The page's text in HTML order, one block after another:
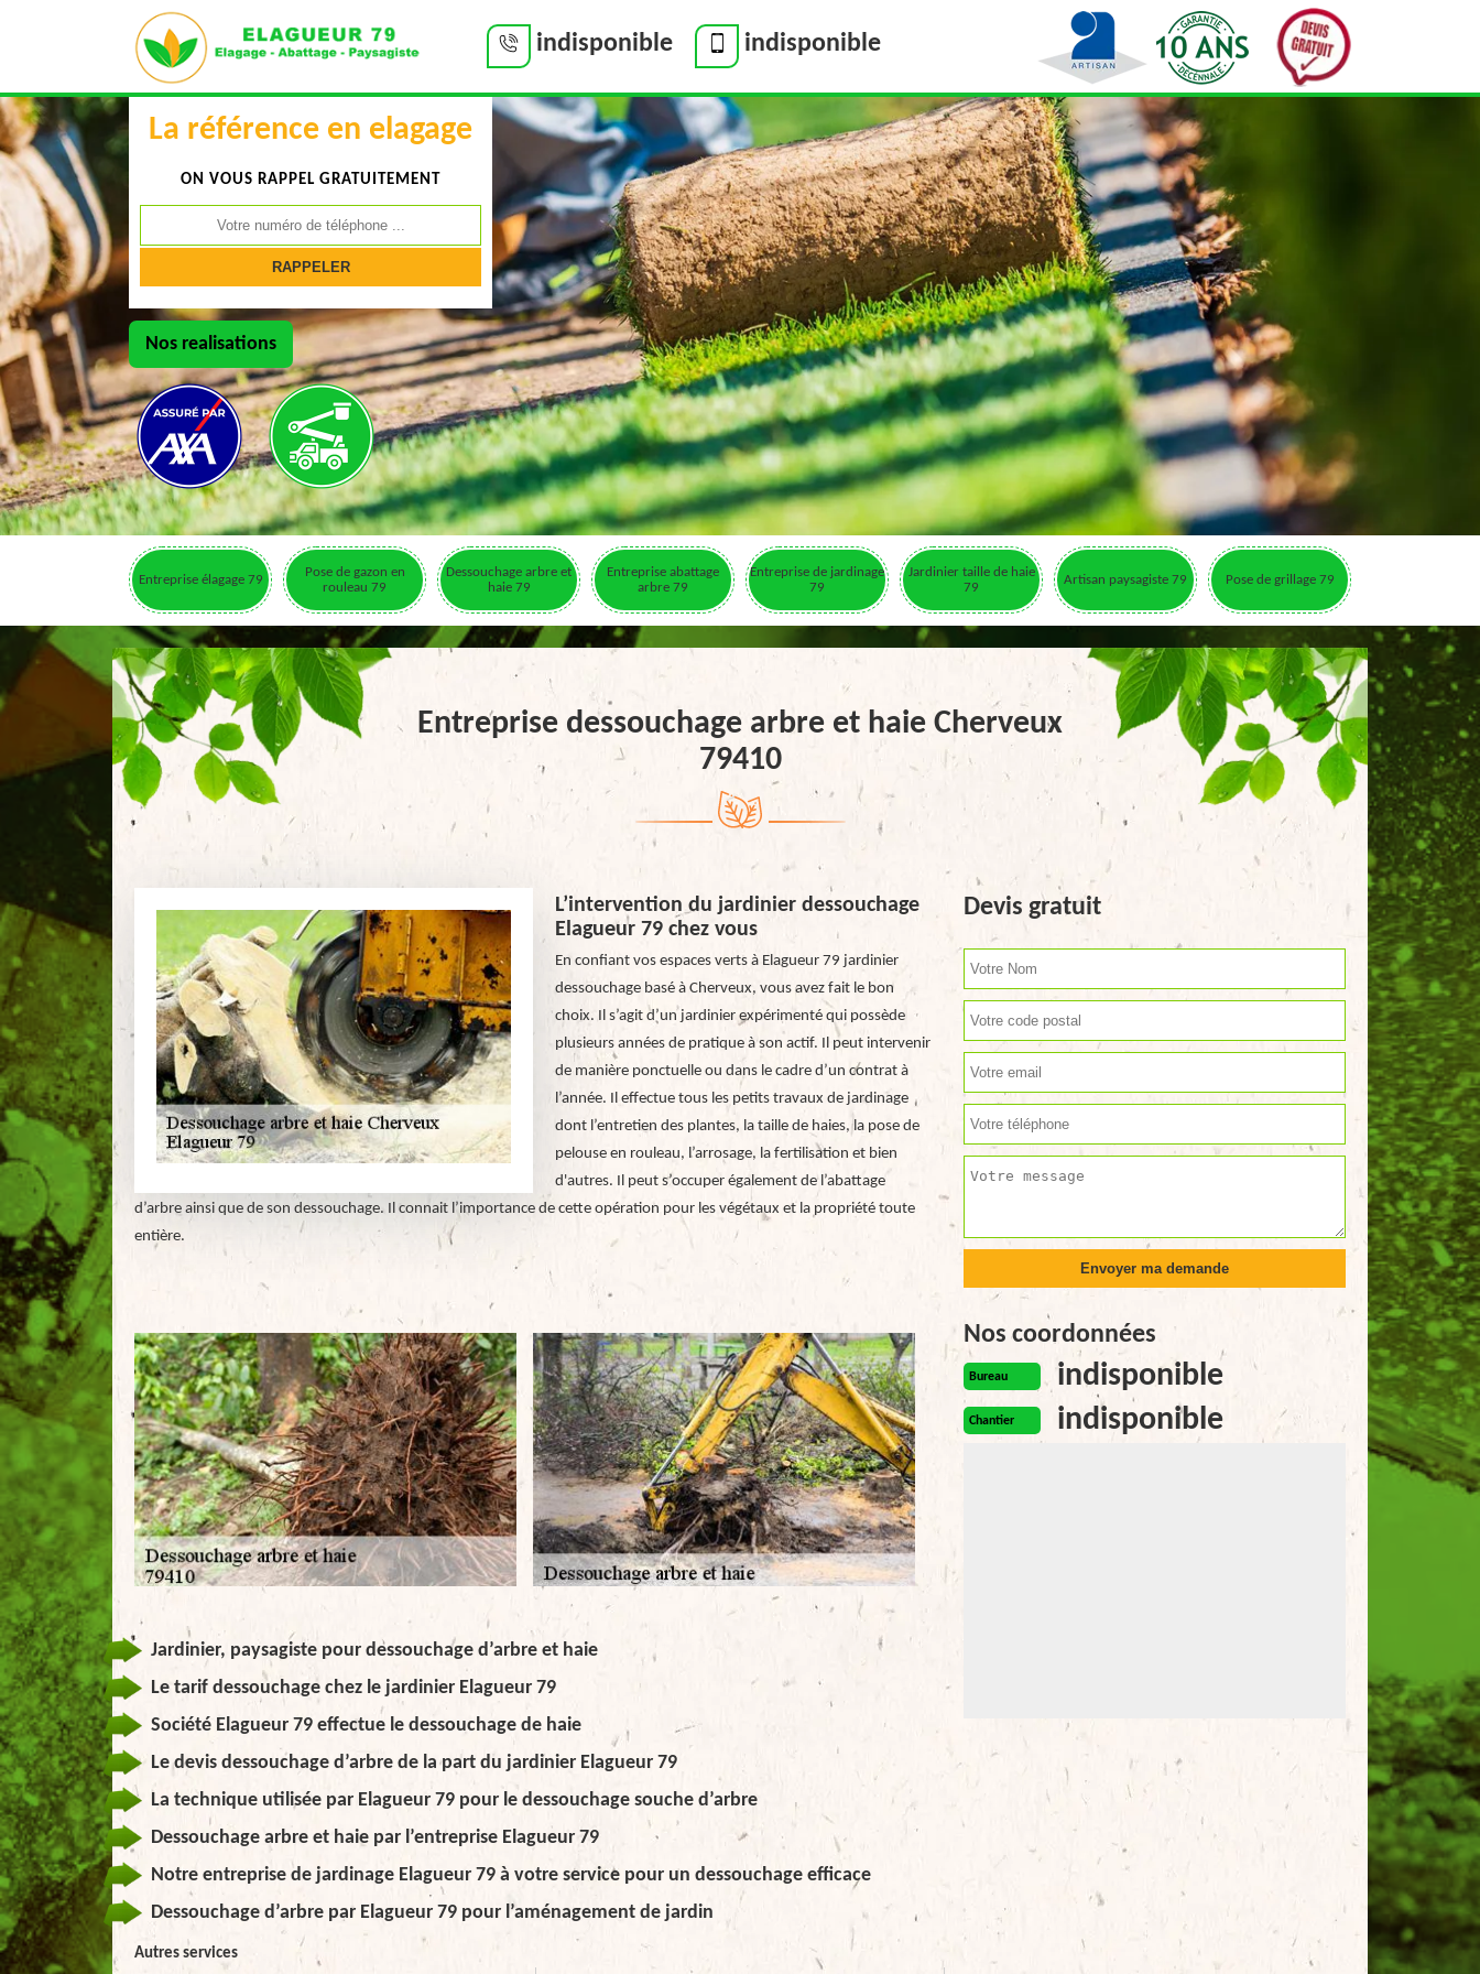
indisponible indisponible
La référence en elagage
ON VOUS RAPPEL GRATUITEMENT
Nos realisations
Entreprise élagage 79
Pose de gazon en
rouleau 79
Dessouchage arbre et
haie 79
Entreprise abattage
arbre 79
Entreprise de jardinage
79
Jardinier taille de haie
79
Artisan paysagiste 79 Pose de grillage 79
Entreprise dessouchage arbre et haie Cherveux
79410
L’intervention du jardinier dessouchage
Elagueur 79 chez vous
En confiant vos espaces verts à Elagueur 79 jardinier
dessouchage basé à Cherveux, vous avez fait le bon
choix. Il s’agit d’un jardinier expérimenté qui possède
plusieurs années de pratique à son actif. Il peut intervenir
de manière ponctuelle ou dans le cadre d’un contrat à
l’année. Il effectue tous les petits travaux de jardinage
dont l’entretien des plantes, la taille de haies, la pose de
pelouse en rouleau, l’arrosage, la fertilisation et bien
d'autres. Il peut s’occuper également de l’abattage
d’arbre ainsi que de son dessouchage. Il connait l’importance de cette opération pour les végétaux et la propriété toute
entière.
Jardinier, paysagiste pour dessouchage d’arbre et haie
Le tarif dessouchage chez le jardinier Elagueur 79
Société Elagueur 79 effectue le dessouchage de haie
Le devis dessouchage d’arbre de la part du jardinier Elagueur 79
La technique utilisée par Elagueur 79 pour le dessouchage souche d’arbre
Dessouchage arbre et haie par l’entreprise Elagueur 79
Notre entreprise de jardinage Elagueur 79 à votre service pour un dessouchage efficace
Dessouchage d’arbre par Elagueur 79 pour l’aménagement de jardin
Devis gratuit
Nos coordonnées
Bureau indisponible
Chantier indisponible
Autres services